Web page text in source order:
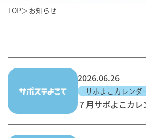
TOP＞お知らせ
2026.06.26
サポよこカレンダ
７月サポよこカレ